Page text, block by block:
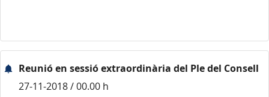
Reunió en sessió extraordinària del Ple del Consell
27-11-2018 / 00.00 h